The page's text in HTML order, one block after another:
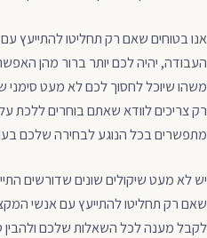
אנו בטוחים שאם רק תחליטו להתייעץ
העבודה, יהיה לכם יותר ברור מהן
משהו שיוכל לחסוך לכם לא מעט
רק צריכים לוודא שאתם בוחרים ללכת
מתפשרים בכל הנוגע לבחירה שלכם
יש לא מעט שיקולים שונים שדורשים
שאם רק תחליטו להתייעץ עם אנשי
לקבל מענה לכל השאלות שלכם ולהבין